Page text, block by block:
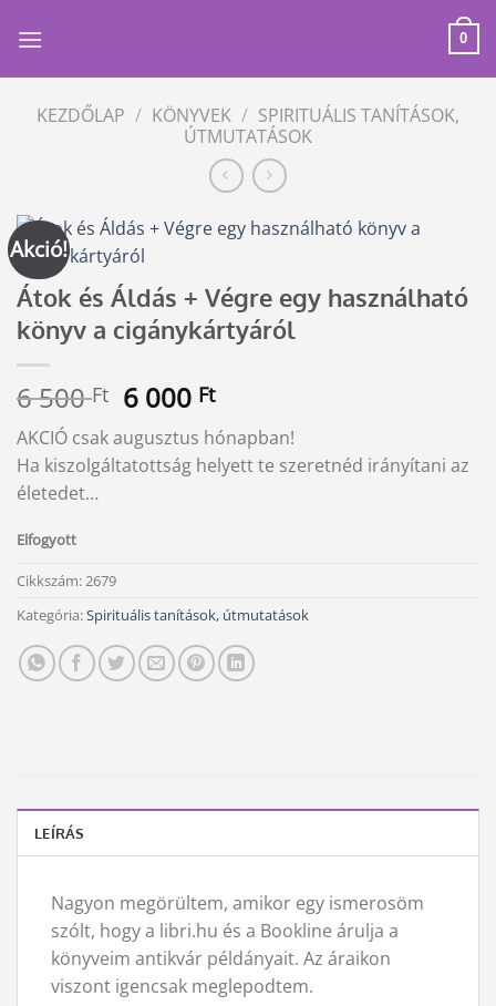
0
KEZDŐLAP / KÖNYVEK / SPIRITUÁLIS TANÍTÁSOK,
ÚTMUTATÁSOK
Akció!
Átok és Áldás + Végre egy használható
könyv a cigánykártyáról
6 500Ft Original
price
was:
6
6 000 FtCurrent
price
is:
6
AKCIÓ csak augusztus hónapban!
Ha kiszolgáltatottság helyett te szeretnéd irányítani az
életedet…
Elfogyott
Cikkszám:2679
Kategória:Spirituális tanítások, útmutatások
LEÍRÁS
Nagyon megörültem, amikor egy ismerosöm
szólt, hogy a libri.hu és a Bookline árulja a
könyveim antikvár példányait. Az áraikon
viszont igencsak meglepodtem.